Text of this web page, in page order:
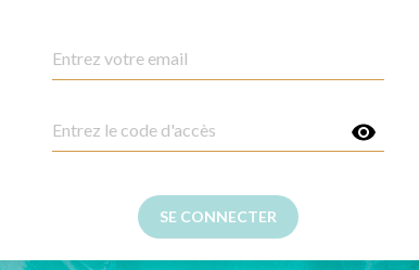
SE CONNECTER